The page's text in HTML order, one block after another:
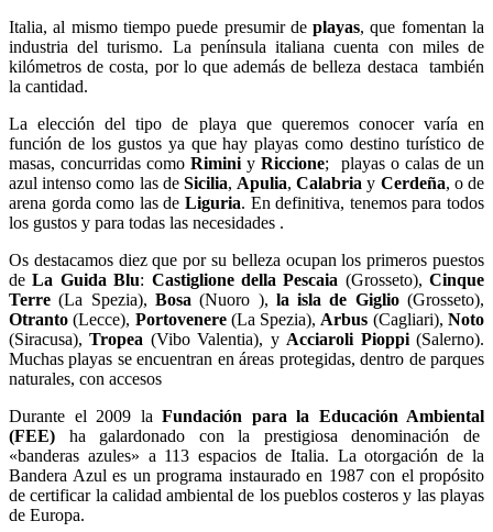
Italia, al mismo tiempo puede presumir deplayas, que fomentan la
industria del turismo. La península italiana cuenta con miles de
kilómetros de costa, por lo que además de belleza destaca también
la cantidad.
La elección del tipo de playa que queremos conocer varía en
función de los gustos ya que hay playas como destino turístico de
masas, concurridas comoRiminiyRiccione; playas o calas de un
azul intenso como las de Sicilia, Apulia,Calabriay Cerdeña, o de
arena gorda como las de Liguria. En definitiva, tenemos para todos
los gustos y para todas las necesidades .
Os destacamos diez que por su belleza ocupan los primeros puestos
deLa Guida Blu: Castiglione della Pescaia (Grosseto), Cinque
Terre (La Spezia), Bosa(Nuoro ), la isla de Giglio(Grosseto),
Otranto(Lecce), Portovenere(La Spezia), Arbus (Cagliari),Noto
(Siracusa),Tropea (Vibo Valentia), y Acciaroli Pioppi(Salerno).
Muchas playas se encuentran en áreas protegidas, dentro de parques
naturales, con accesos
Durante el 2009 la Fundación para la Educación Ambiental
(FEE) ha galardonado con la prestigiosa denominación de
«banderas azules» a 113 espacios de Italia. La otorgación de la
Bandera Azul es un programa instaurado en 1987 con el propósito
de certificar la calidad ambiental de los pueblos costeros y las playas
de Europa.